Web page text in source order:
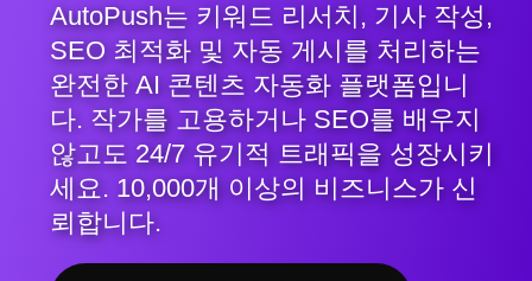
AutoPush는 키워드 리서치, 기사 작성,
SEO 최적화 및 자동 게시를 처리하는
완전한 AI 콘텐츠 자동화 플랫폼입니
다. 작가를 고용하거나 SEO를 배우지
않고도 24/7 유기적 트래픽을 성장시키
세요. 10,000개 이상의 비즈니스가 신
뢰합니다.